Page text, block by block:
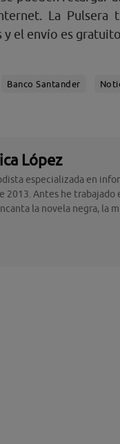
La Pulsera
y el envío es
Banco Santander
López
especializada en
2013. Antes he
la novela negra, la